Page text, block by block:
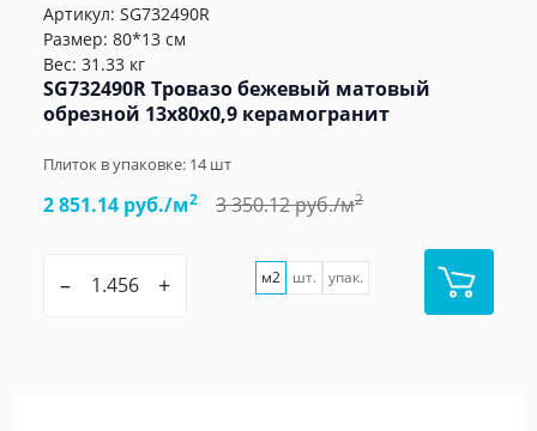
Артикул: SG732490R
Размер: 80*13 см
Вес: 31.33 кг
SG732490R Тровазо бежевый матовый
обрезной 13x80x0,9 керамогранит
Плиток в упаковке: 14шт
2 851.14 руб./м2 3 350.12 руб./м2
– + м2 шт. упак.